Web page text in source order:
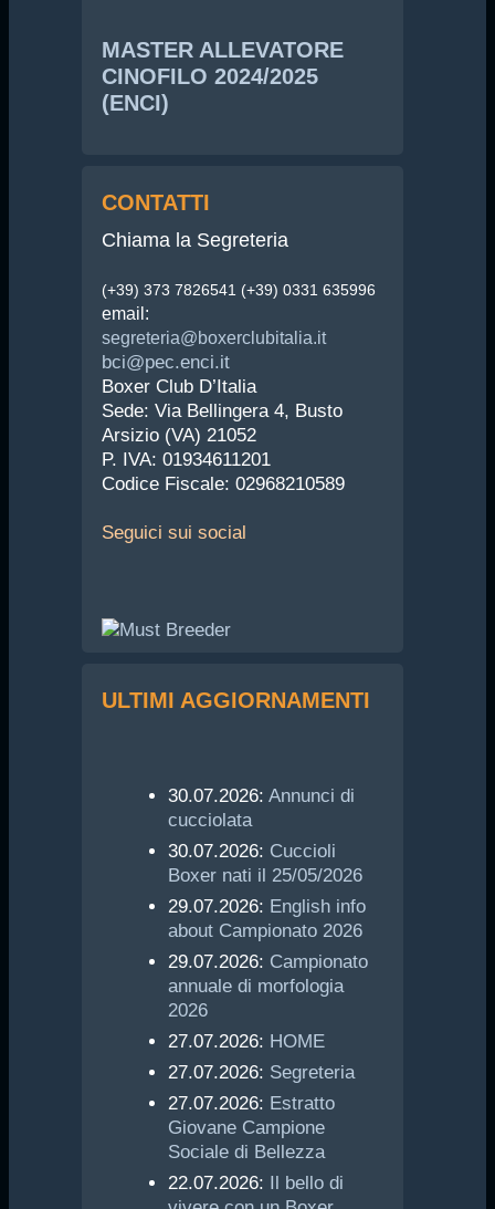
MASTER ALLEVATORE
CINOFILO 2024/2025
(ENCI)
CONTATTI
Chiama la Segreteria
(+39) 373 7826541 (+39) 0331 635996
email:
segreteria@boxerclubitalia.it
bci@pec.enci.it
Boxer Club D’Italia
Sede: Via Bellingera 4, Busto
Arsizio (VA) 21052
P. IVA: 01934611201
Codice Fiscale: 02968210589
Seguici sui social
ULTIMI AGGIORNAMENTI
30.07.2026: Annunci di
cucciolata
30.07.2026: Cuccioli
Boxer nati il 25/05/2026
29.07.2026: English info
about Campionato 2026
29.07.2026: Campionato
annuale di morfologia
2026
27.07.2026: HOME
27.07.2026: Segreteria
27.07.2026: Estratto
Giovane Campione
Sociale di Bellezza
22.07.2026: Il bello di